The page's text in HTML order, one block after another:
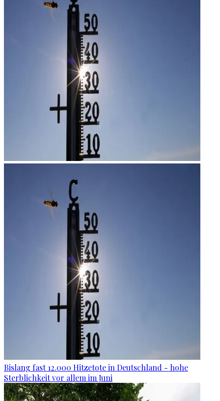
Bislang fast 12.000 Hitzetote in Deutschland - hohe
Sterblichkeit vor allem im Juni